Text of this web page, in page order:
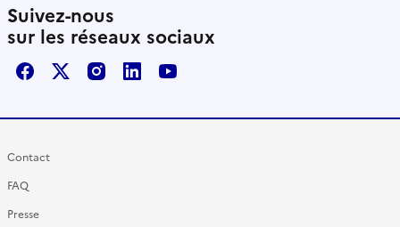
Suivez-nous
sur les réseaux sociaux
FacebookX / TwitterInstagram
LinkedInYoutube
Contact
FAQ
Presse